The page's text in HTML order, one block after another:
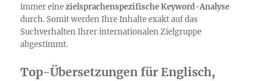
immer einezielsprachenspezifische Keyword-Analyse
durch. Somit werden Ihre Inhalte exakt auf das
Suchverhalten Ihrer internationalen Zielgruppe
abgestimmt.
Top-Übersetzungen für Englisch,